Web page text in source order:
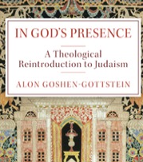
אלון גושן-גוטשטיין